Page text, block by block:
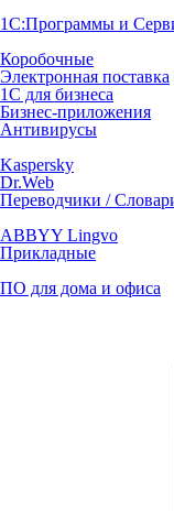
1С:Программы и
Коробочные
Электронная поставка
1С для бизнеса
Бизнес-приложения
Антивирусы
Kaspersky
Dr.Web
Переводчики /
ABBYY Lingvo
Прикладные
ПО для дома и офиса